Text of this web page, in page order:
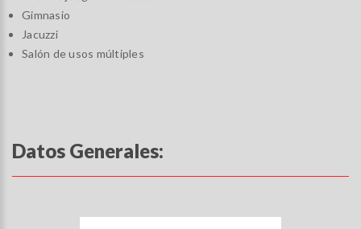
Gimnasio
Jacuzzi
Salón de usos múltiples
Datos Generales: